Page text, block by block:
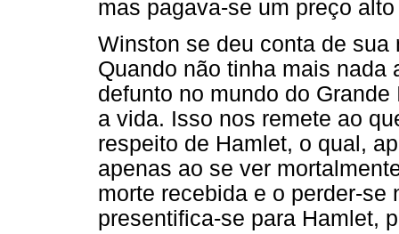
mas pagava-se um preço
Winston se deu conta de
Quando não tinha mais nada
defunto no mundo do
a vida. Isso nos remete ao
respeito de Hamlet, o qual,
apenas ao se ver
morte recebida e o perder-se
presentifica-se para Hamlet,